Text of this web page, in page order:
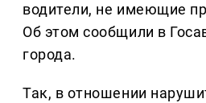
водители, не имеющие
Об этом сообщили в
города.
Так, в отношении